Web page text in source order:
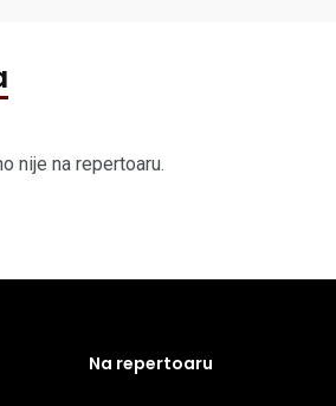
nije na repertoaru.
Na repertoaru